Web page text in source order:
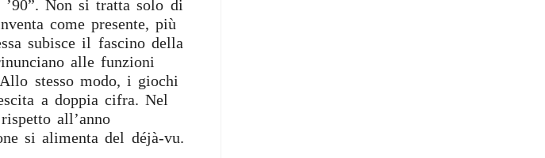
Non si tratta solo di
come presente, più
subisce il fascino della
alle funzioni
stesso modo, i giochi
a doppia cifra. Nel
all’anno
si alimenta del déjà-vu.